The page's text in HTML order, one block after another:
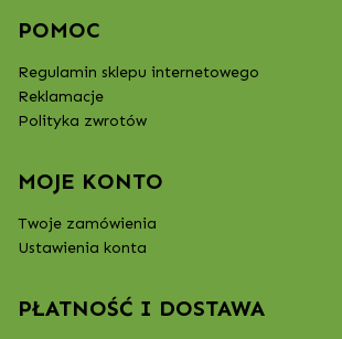
POMOC
Regulamin sklepu internetowego
Reklamacje
Polityka zwrotów
MOJE KONTO
Twoje zamówienia
Ustawienia konta
PŁATNOŚĆ I DOSTAWA